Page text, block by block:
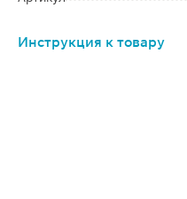
Инструкция к товару